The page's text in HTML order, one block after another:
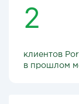
2
клиентов
в прошлом